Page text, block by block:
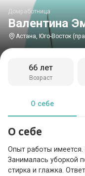
Валентина
Домработница
Астана, Юго-Восток
Возраст
66 лет
О себе
О себе
Опыт работы имеется.
Занималась уборкой
стирка и глажка.